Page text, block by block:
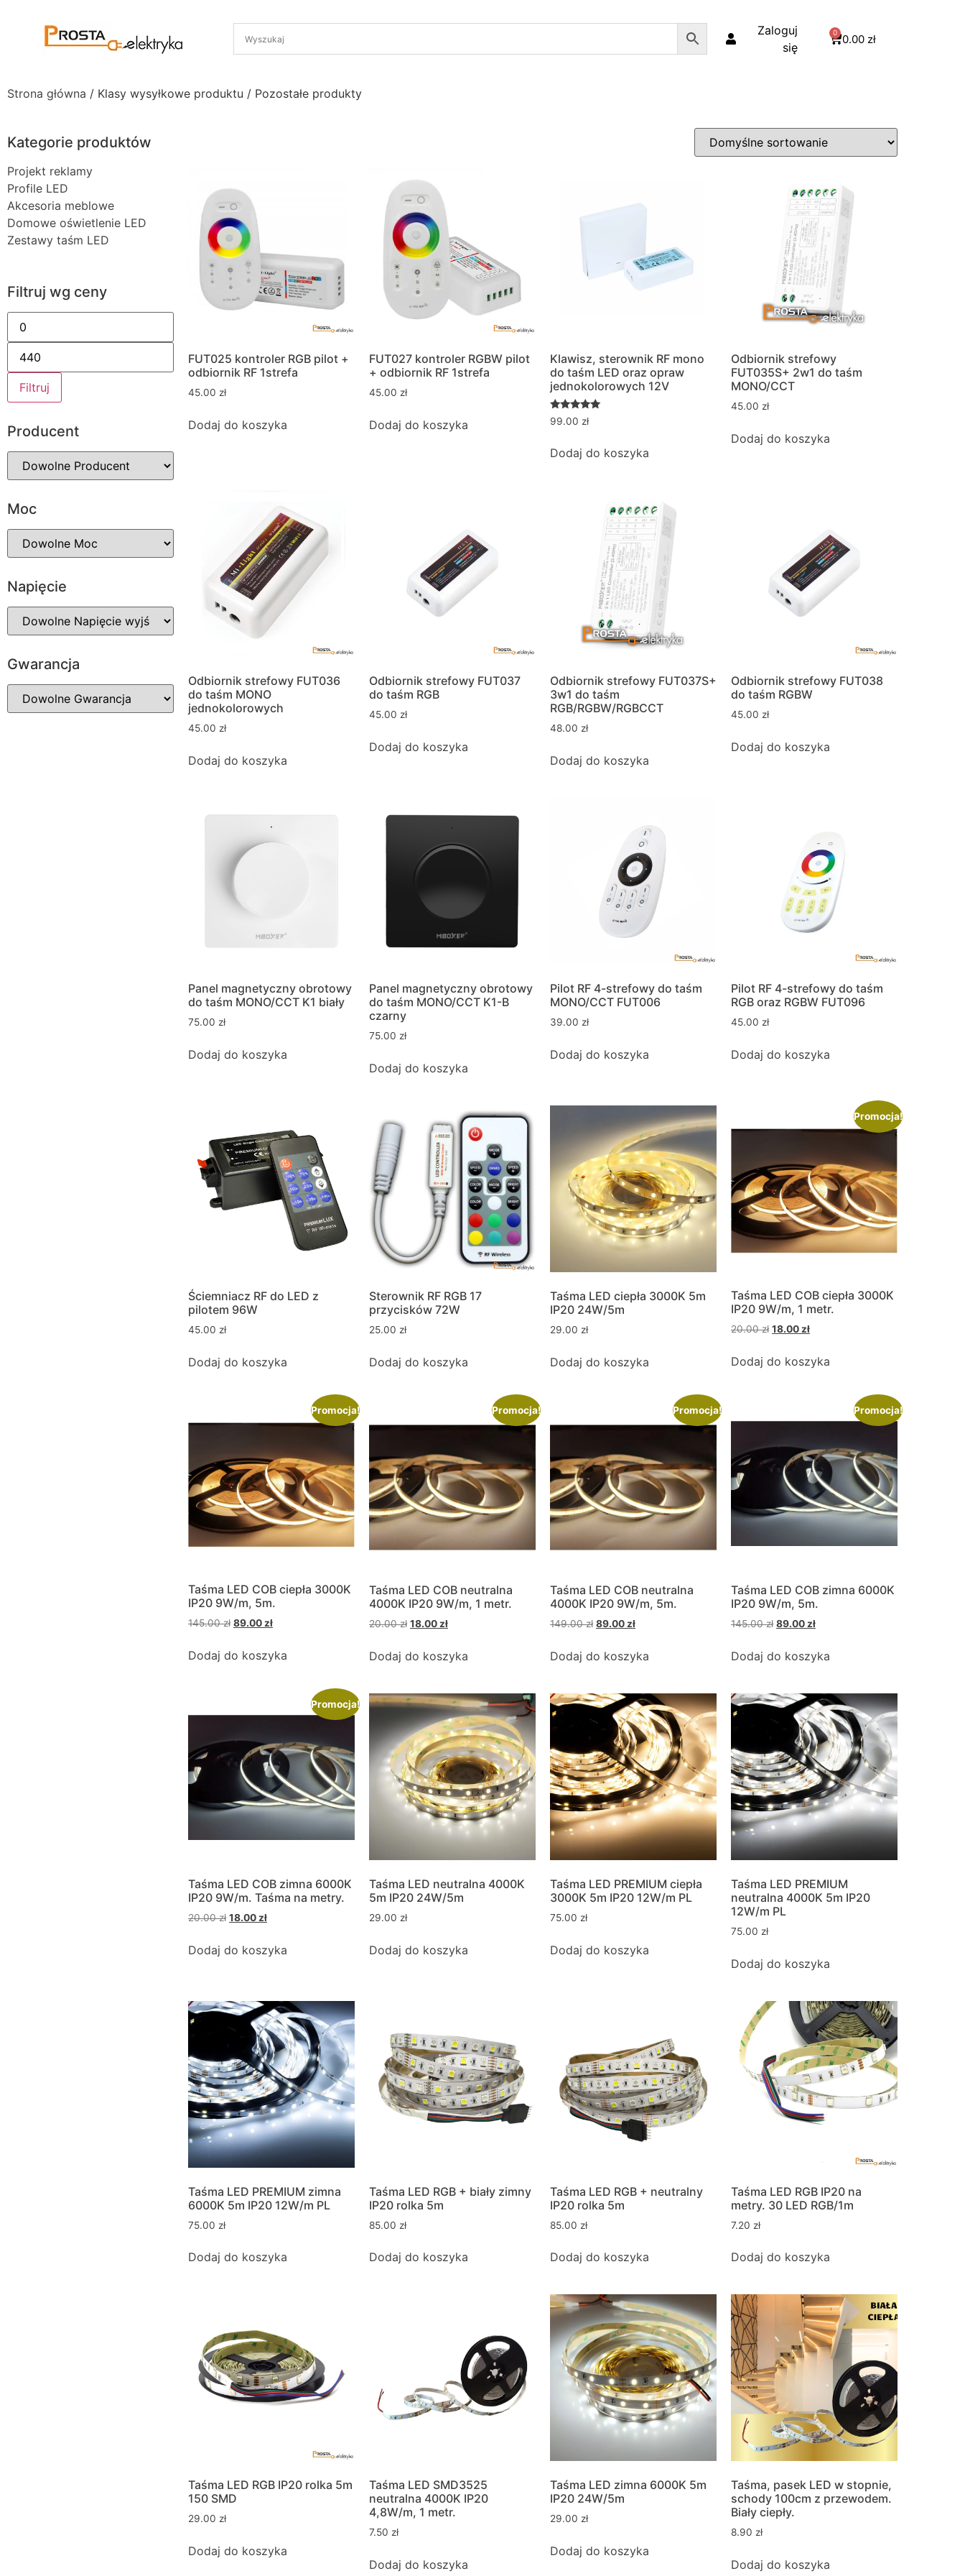
Zaloguj
się
0.00 zł
0
Strona główna / Klasy wysyłkowe produktu / Pozostałe produkty
Kategorie produktów
Projekt reklamy
Profile LED
Akcesoria meblowe
Domowe oświetlenie LED
Zestawy taśm LED
Filtruj wg ceny
Filtruj
Producent
Moc
Napięcie
Gwarancja
FUT025 kontroler RGB pilot +
odbiornik RF 1strefa
45.00 zł
Dodaj do koszyka
FUT027 kontroler RGBW pilot
+ odbiornik RF 1strefa
45.00 zł
Dodaj do koszyka
Klawisz, sterownik RF mono
do taśm LED oraz opraw
jednokolorowych 12V
Oceniono
5.00
99.00 zł
Dodaj do koszyka
Odbiornik strefowy
FUT035S+ 2w1 do taśm
MONO/CCT
45.00 zł
Dodaj do koszyka
Odbiornik strefowy FUT036
do taśm MONO
jednokolorowych
45.00 zł
Dodaj do koszyka
Odbiornik strefowy FUT037
do taśm RGB
45.00 zł
Dodaj do koszyka
Odbiornik strefowy FUT037S+
3w1 do taśm
RGB/RGBW/RGBCCT
48.00 zł
Dodaj do koszyka
Odbiornik strefowy FUT038
do taśm RGBW
45.00 zł
Dodaj do koszyka
Panel magnetyczny obrotowy
do taśm MONO/CCT K1 biały
75.00 zł
Dodaj do koszyka
Panel magnetyczny obrotowy
do taśm MONO/CCT K1-B
czarny
75.00 zł
Dodaj do koszyka
Pilot RF 4-strefowy do taśm
MONO/CCT FUT006
39.00 zł
Dodaj do koszyka
Pilot RF 4-strefowy do taśm
RGB oraz RGBW FUT096
45.00 zł
Dodaj do koszyka
Ściemniacz RF do LED z
pilotem 96W
45.00 zł
Dodaj do koszyka
Sterownik RF RGB 17
przycisków 72W
25.00 zł
Dodaj do koszyka
Taśma LED ciepła 3000K 5m
IP20 24W/5m
29.00 zł
Dodaj do koszyka
Promocja!
Taśma LED COB ciepła 3000K
IP20 9W/m, 1 metr.
20.00zł 18.00 zł
Dodaj do koszyka
Promocja!
Taśma LED COB ciepła 3000K
IP20 9W/m, 5m.
145.00zł 89.00 zł
Dodaj do koszyka
Promocja!
Taśma LED COB neutralna
4000K IP20 9W/m, 1 metr.
20.00zł 18.00 zł
Dodaj do koszyka
Promocja!
Taśma LED COB neutralna
4000K IP20 9W/m, 5m.
149.00zł 89.00 zł
Dodaj do koszyka
Promocja!
Taśma LED COB zimna 6000K
IP20 9W/m, 5m.
145.00zł 89.00 zł
Dodaj do koszyka
Promocja!
Taśma LED COB zimna 6000K
IP20 9W/m. Taśma na metry.
20.00zł 18.00 zł
Dodaj do koszyka
Taśma LED neutralna 4000K
5m IP20 24W/5m
29.00 zł
Dodaj do koszyka
Taśma LED PREMIUM ciepła
3000K 5m IP20 12W/m PL
75.00 zł
Dodaj do koszyka
Taśma LED PREMIUM
neutralna 4000K 5m IP20
12W/m PL
75.00 zł
Dodaj do koszyka
Taśma LED PREMIUM zimna
6000K 5m IP20 12W/m PL
75.00 zł
Dodaj do koszyka
Taśma LED RGB + biały zimny
IP20 rolka 5m
85.00 zł
Dodaj do koszyka
Taśma LED RGB + neutralny
IP20 rolka 5m
85.00 zł
Dodaj do koszyka
Taśma LED RGB IP20 na
metry. 30 LED RGB/1m
7.20 zł
Dodaj do koszyka
Taśma LED RGB IP20 rolka 5m
150 SMD
29.00 zł
Dodaj do koszyka
Taśma LED SMD3525
neutralna 4000K IP20
4,8W/m, 1 metr.
7.50 zł
Dodaj do koszyka
Taśma LED zimna 6000K 5m
IP20 24W/5m
29.00 zł
Dodaj do koszyka
Taśma, pasek LED w stopnie,
schody 100cm z przewodem.
Biały ciepły.
8.90 zł
Dodaj do koszyka